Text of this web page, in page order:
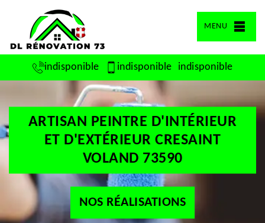
MENU
indisponible indisponible indisponible
ARTISAN PEINTRE D'INTÉRIEUR
ET D'EXTÉRIEUR CRESAINT
VOLAND 73590
NOS RÉALISATIONS